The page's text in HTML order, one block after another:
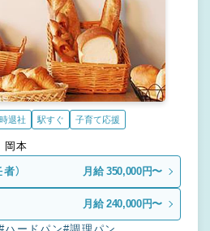
退社 駅すぐ 子育て応援
兵庫県 神戸市東灘区 岡本
） 月給 350,000円〜
月給 240,000円〜